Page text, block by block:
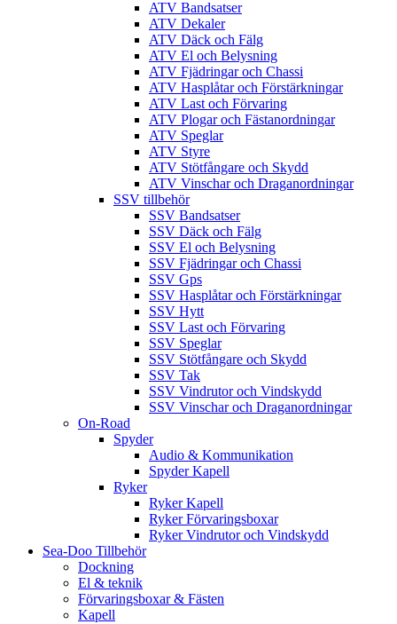
ATV Bandsatser
ATV Dekaler
ATV Däck och Fälg
ATV El och Belysning
ATV Fjädringar och Chassi
ATV Hasplåtar och Förstärkningar
ATV Last och Förvaring
ATV Plogar och Fästanordningar
ATV Speglar
ATV Styre
ATV Stötfångare och Skydd
ATV Vinschar och Draganordningar
SSV tillbehör
SSV Bandsatser
SSV Däck och Fälg
SSV El och Belysning
SSV Fjädringar och Chassi
SSV Gps
SSV Hasplåtar och Förstärkningar
SSV Hytt
SSV Last och Förvaring
SSV Speglar
SSV Stötfångare och Skydd
SSV Tak
SSV Vindrutor och Vindskydd
SSV Vinschar och Draganordningar
On-Road
Spyder
Audio & Kommunikation
Spyder Kapell
Ryker
Ryker Kapell
Ryker Förvaringsboxar
Ryker Vindrutor och Vindskydd
Sea-Doo Tillbehör
Dockning
El & teknik
Förvaringsboxar & Fästen
Kapell